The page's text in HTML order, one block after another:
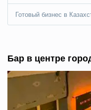
Готовый бизнес в
Бар в центре